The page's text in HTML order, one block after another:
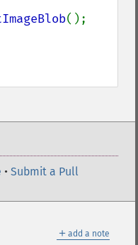
();
• Submit a Pull
＋ add a note